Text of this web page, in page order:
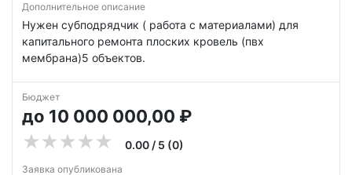
Дополнительное описание
Нужен субподрядчик ( работа с материалами) для
капитального ремонта плоских кровель (пвх
мембрана)5 объектов.
Бюджет
до 10 000 000,00 ₽
0.00 / 5 (0)
Заявка опубликована